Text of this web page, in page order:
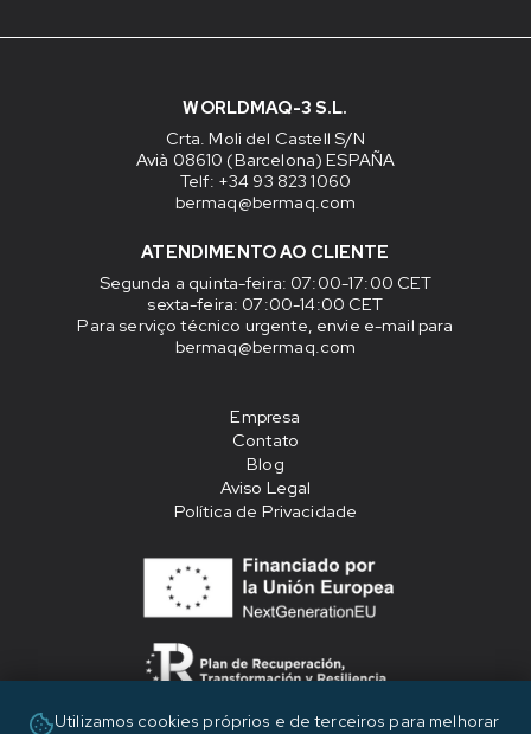
WORLDMAQ-3 S.L.
Crta. Moli del Castell S/N
Avià 08610 (Barcelona) ESPAÑA
Telf: +34 93 823 1060
bermaq@bermaq.com
ATENDIMENTO AO CLIENTE
Segunda a quinta-feira: 07:00-17:00 CET
sexta-feira: 07:00-14:00 CET
Para serviço técnico urgente, envie e-mail para
bermaq@bermaq.com
Empresa
Contato
Blog
Aviso Legal
Política de Privacidade
Utilizamos cookies próprios e de terceiros para melhorar